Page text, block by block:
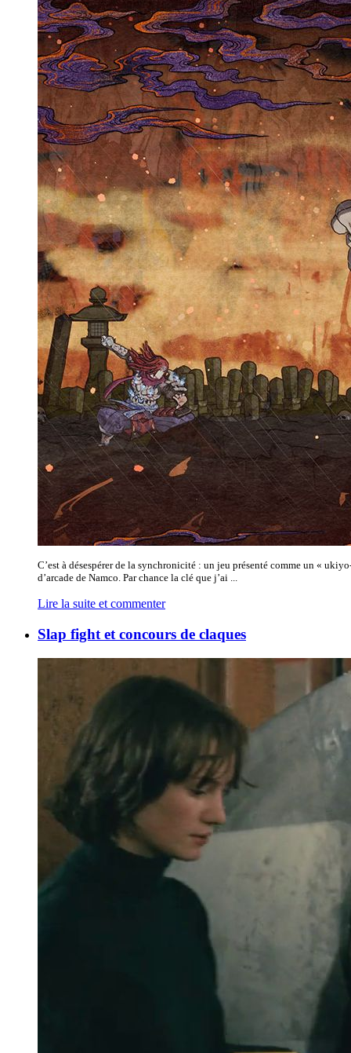
C’est à désespérer de la synchronicité : un jeu présenté comme un «
d’arcade de Namco. Par chance la clé que j’ai ...
Lire la suite et commenter
Slap fight et concours de claques